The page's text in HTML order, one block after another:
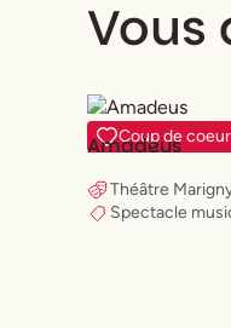
Vous
Coup de coeur
Amadeus
Théâtre
Spectacle